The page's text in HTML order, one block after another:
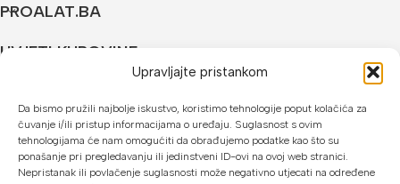
Upravljajte pristankom
Da bismo pružili najbolje iskustvo, koristimo tehnologije poput kolačića za
čuvanje i/ili pristup informacijama o uređaju. Suglasnost s ovim
tehnologijama će nam omogućiti da obrađujemo podatke kao što su
ponašanje pri pregledavanju ili jedinstveni ID-ovi na ovoj web stranici.
Nepristanak ili povlačenje suglasnosti može negativno utjecati na određene
PROALAT.BA
UVJETI KUPOVINE
U našoj web trgovini možete platiti:
Kreditnim karticama jednokratno ili do 24 rate